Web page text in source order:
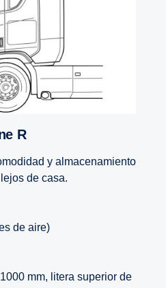
R
y almacenamiento
de casa.
de aire)
mm, litera superior de